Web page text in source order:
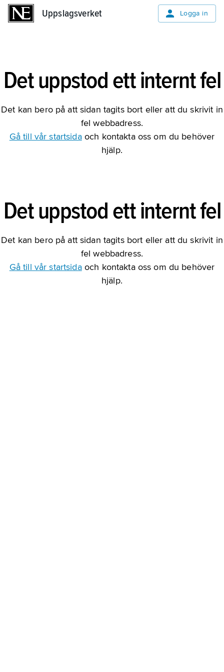
Uppslagsverket Logga in
Det uppstod ett internt fel
Det kan bero på att sidan tagits bort eller att du skrivit in
fel webbadress.
Gå till vår startsidaoch kontakta oss om du behöver
hjälp.
Det uppstod ett internt fel
Det kan bero på att sidan tagits bort eller att du skrivit in
fel webbadress.
Gå till vår startsidaoch kontakta oss om du behöver
hjälp.